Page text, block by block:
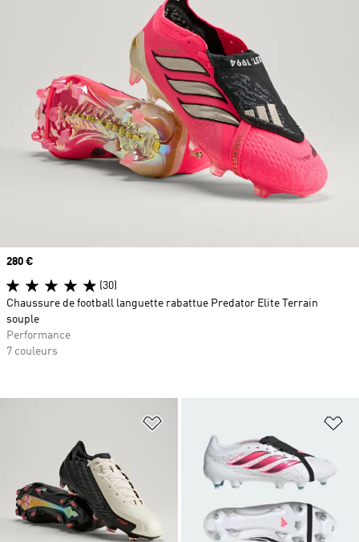
Ajouter à la Liste de produits
Prix
280 €
(30)
Chaussure de football languette rabattue Predator Elite Terrain
souple
Performance
7 couleurs